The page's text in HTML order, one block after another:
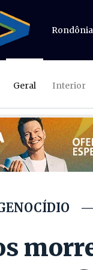
Geral Interior